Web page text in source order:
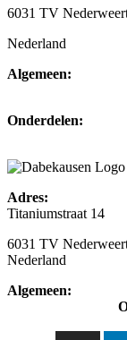
6031 TV
Nederland
Algemeen:
Onderdelen:
Adres:
Titaniumstraat 14
6031 TV
Nederland
Algemeen: